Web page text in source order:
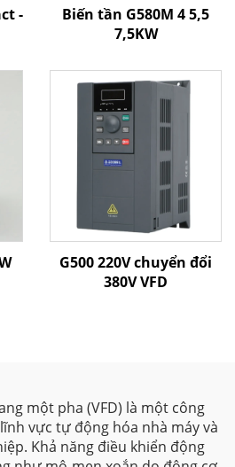
-
Biến tần G580M 4 5,5
7,5KW
G500 220V chuyển đổi
380V VFD
một pha (VFD) là một công
vực tự động hóa nhà máy và
Khả năng điều khiển động